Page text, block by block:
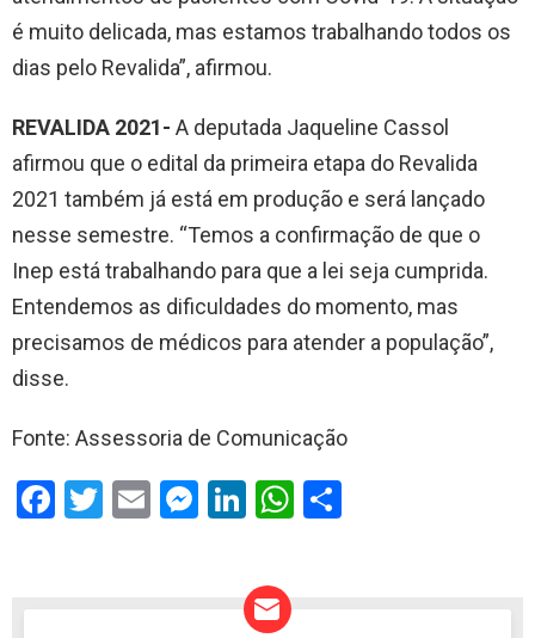
é muito delicada, mas estamos trabalhando todos os
dias pelo Revalida”, afirmou.
REVALIDA 2021- A deputada Jaqueline Cassol
afirmou que o edital da primeira etapa do Revalida
2021 também já está em produção e será lançado
nesse semestre. “Temos a confirmação de que o
Inep está trabalhando para que a lei seja cumprida.
Entendemos as dificuldades do momento, mas
precisamos de médicos para atender a população”,
disse.
Fonte: Assessoria de Comunicação
F
T
E
M Li
ke
dI
W